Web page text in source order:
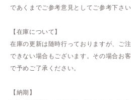
であくまでご参考意見としてご参考下さい
【在庫について】
在庫の更新は随時行っておりますが、ご
できない場合もございます。その場合お
で予めご了承ください。
【納期】